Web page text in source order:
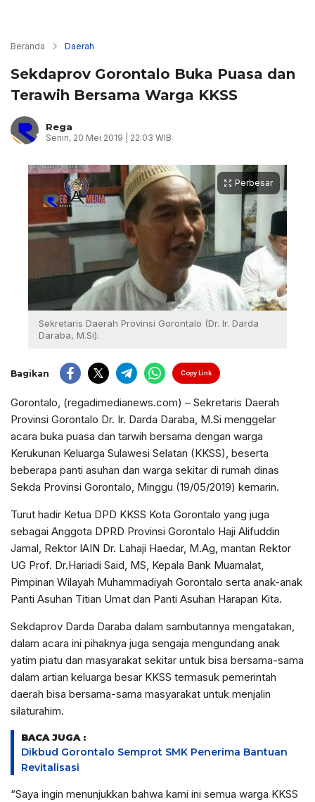
Beranda Daerah
Sekdaprov Gorontalo Buka Puasa dan
Terawih Bersama Warga KKSS
Rega
Senin, 20 Mei 2019 | 22:03 WIB
Perbesar
Sekretaris Daerah Provinsi Gorontalo (Dr. Ir. Darda
Daraba, M.Si).
Bagikan Copy Link
Gorontalo, (regadimedianews.com) – Sekretaris Daerah
Provinsi Gorontalo Dr. Ir. Darda Daraba, M.Si menggelar
acara buka puasa dan tarwih bersama dengan warga
Kerukunan Keluarga Sulawesi Selatan (KKSS), beserta
beberapa panti asuhan dan warga sekitar di rumah dinas
Sekda Provinsi Gorontalo, Minggu (19/05/2019) kemarin.
Turut hadir Ketua DPD KKSS Kota Gorontalo yang juga
sebagai Anggota DPRD Provinsi Gorontalo Haji Alifuddin
Jamal, Rektor IAIN Dr. Lahaji Haedar, M.Ag, mantan Rektor
UG Prof. Dr.Hariadi Said, MS, Kepala Bank Muamalat,
Pimpinan Wilayah Muhammadiyah Gorontalo serta anak-anak
Panti Asuhan Titian Umat dan Panti Asuhan Harapan Kita.
Sekdaprov Darda Daraba dalam sambutannya mengatakan,
dalam acara ini pihaknya juga sengaja mengundang anak
yatim piatu dan masyarakat sekitar untuk bisa bersama-sama
dalam artian keluarga besar KKSS termasuk pemerintah
daerah bisa bersama-sama masyarakat untuk menjalin
silaturahim.
BACA JUGA :
Dikbud Gorontalo Semprot SMK Penerima Bantuan
Revitalisasi
“Saya ingin menunjukkan bahwa kami ini semua warga KKSS